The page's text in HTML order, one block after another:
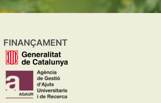
FINANÇAMENT